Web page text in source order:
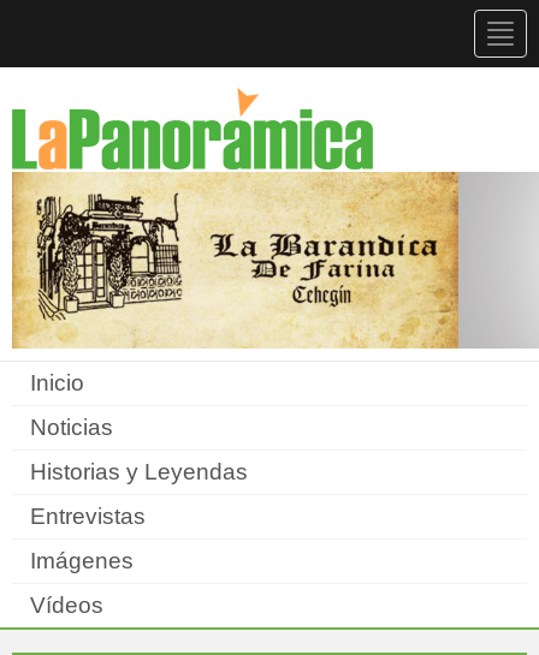
Inicio
Noticias
Historias y Leyendas
Entrevistas
Imágenes
Vídeos